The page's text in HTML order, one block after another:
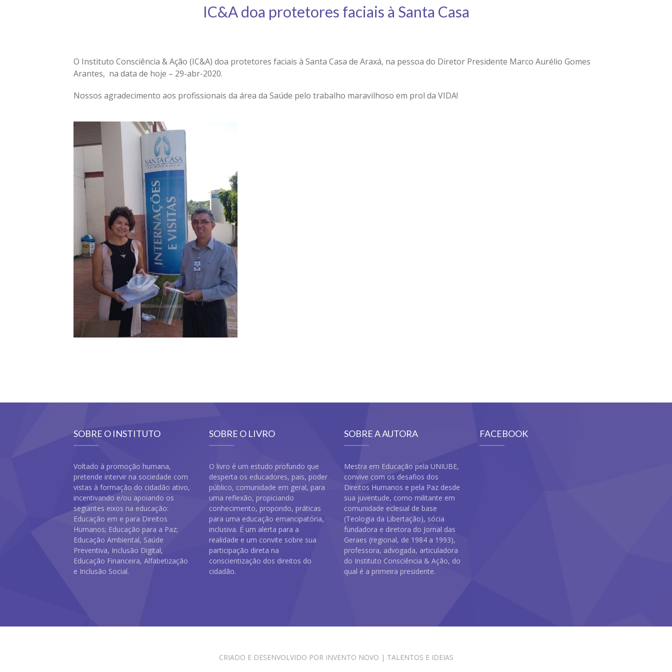
IC&A doa protetores faciais à Santa Casa
O Instituto Consciência & Ação (IC&A) doa protetores faciais à Santa Casa de Araxá, na pessoa do Diretor Presidente Marco Aurélio Gomes
Arantes, na data de hoje – 29-abr-2020.
Nossos agradecimento aos profissionais da área da Saúde pelo trabalho maravilhoso em prol da VIDA!
SOBRE O INSTITUTO
Voltado à promoção humana,
pretende intervir na sociedade com
vistas à formação do cidadão ativo,
incentivando e/ou apoiando os
seguintes eixos na educação:
Educação em e para Direitos
Humanos; Educação para a Paz;
Educação Ambiental, Saúde
Preventiva, Inclusão Digital,
Educação Financeira, Alfabetização
e Inclusão Social.
SOBRE O LIVRO
O livro é um estudo profundo que
desperta os educadores, pais, poder
público, comunidade em geral, para
uma reflexão, propiciando
conhecimento, propondo, práticas
para uma educação emancipatória,
inclusiva. É um alerta para a
realidade e um convite sobre sua
participação direta na
conscientização dos direitos do
cidadão.
SOBRE A AUTORA
Mestra em Educação pela UNIUBE,
convive com os desafios dos
Direitos Humanos e pela Paz desde
sua juventude, como militante em
comunidade eclesial de base
(Teologia da Libertação), sócia
fundadora e diretora do Jornal das
Geraes (regional, de 1984 a 1993),
professora, advogada, articuladora
do Instituto Consciência & Ação, do
qual é a primeira presidente.
FACEBOOK
CRIADO E DESENVOLVIDO POR INVENTO NOVO | TALENTOS E IDEIAS